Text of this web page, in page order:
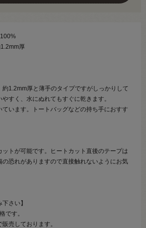
厚
1.2mm厚と薄手のタイプですがしっかりして
すく、水にぬれてもすぐに乾きます。
ています。トートバッグなどの持ち手におすす
トが可能です。ヒートカット直後のテープは
恐れがありますので直接触れないようにお気
さい】
です。
売しております。